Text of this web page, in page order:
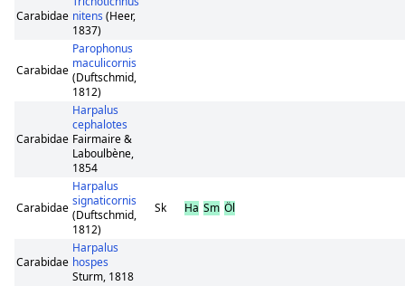
Carabidae nitens (Heer,
1837)
Carabidae
Parophonus
maculicornis
(Duftschmid,
1812)
Carabidae
Harpalus
cephalotes
Fairmaire &
Laboulbène,
1854
Carabidae
Harpalus
signaticornis
(Duftschmid,
1812)
Sk Ha Sm Öl
Carabidae
Harpalus
hospes
Sturm, 1818